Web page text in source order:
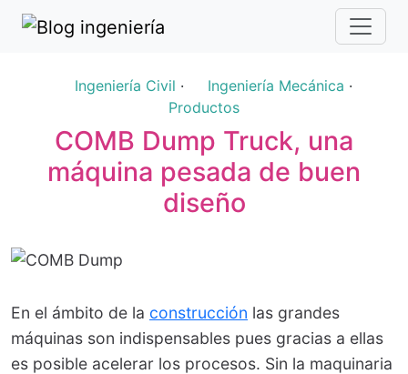
Ingeniería Civil · Ingeniería Mecánica ·
Productos
COMB Dump Truck, una
máquina pesada de buen
diseño
En el ámbito de la construcción las grandes
máquinas son indispensables pues gracias a ellas
es posible acelerar los procesos. Sin la maquinaria